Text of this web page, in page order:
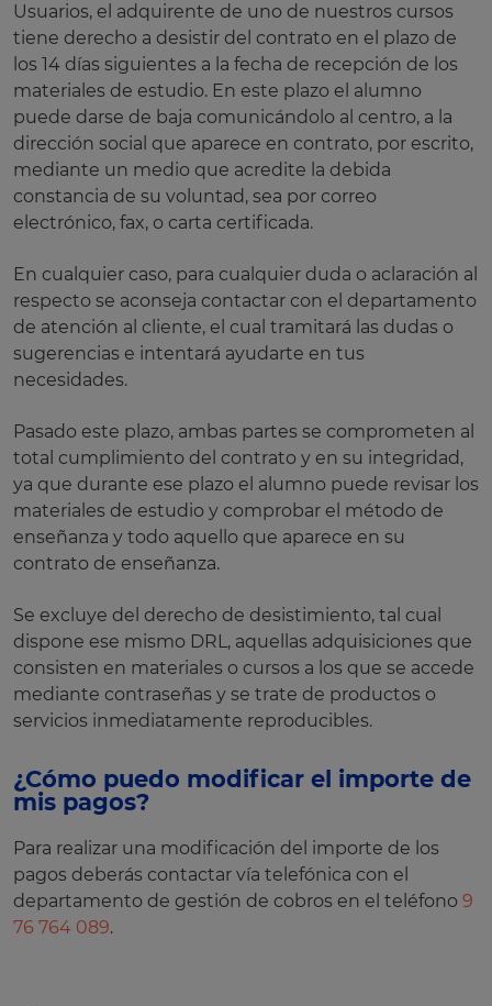
Usuarios, el adquirente de uno de nuestros cursos
tiene derecho a desistir del contrato en el plazo de
los 14 días siguientes a la fecha de recepción de los
materiales de estudio. En este plazo el alumno
puede darse de baja comunicándolo al centro, a la
dirección social que aparece en contrato, por escrito,
mediante un medio que acredite la debida
constancia de su voluntad, sea por correo
electrónico, fax, o carta certificada.
En cualquier caso, para cualquier duda o aclaración al
respecto se aconseja contactar con el departamento
de atención al cliente, el cual tramitará las dudas o
sugerencias e intentará ayudarte en tus
necesidades.
Pasado este plazo, ambas partes se comprometen al
total cumplimiento del contrato y en su integridad,
ya que durante ese plazo el alumno puede revisar los
materiales de estudio y comprobar el método de
enseñanza y todo aquello que aparece en su
contrato de enseñanza.
Se excluye del derecho de desistimiento, tal cual
dispone ese mismo DRL, aquellas adquisiciones que
consisten en materiales o cursos a los que se accede
mediante contraseñas y se trate de productos o
servicios inmediatamente reproducibles.
¿Cómo puedo modificar el importe de
mis pagos?
Para realizar una modificación del importe de los
pagos deberás contactar vía telefónica con el
departamento de gestión de cobros en el teléfono 9
76 764 089.